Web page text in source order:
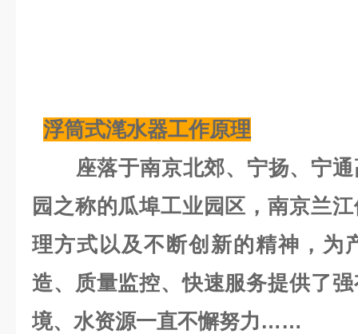
浮筒式滗水器工作原理
座落于南京北郊、宁扬、宁通
园之称的瓜埠工业园区，南京兰
理方式以及不断创新的精神，为
造、质量监控、快速服务提供了
境、水资源一直不懈努力……